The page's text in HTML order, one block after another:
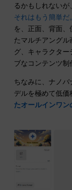
るかもしれない
それはもう簡単だ。
を、正面、背面
たマルチアング
グ、キャラクタ
ブなコンテンツ制
ちなみに、ナノバ
デルを極めて低価
たオールインワ